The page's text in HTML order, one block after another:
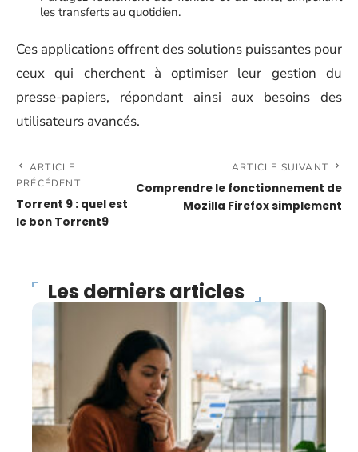
les transferts au quotidien.
Ces applications offrent des solutions puissantes pour
ceux qui cherchent à optimiser leur gestion du
presse-papiers, répondant ainsi aux besoins des
utilisateurs avancés.
ARTICLE
PRÉCÉDENT
Torrent 9 : quel est
le bon Torrent9
ARTICLE SUIVANT
Comprendre le fonctionnement de
Mozilla Firefox simplement
Les derniers articles